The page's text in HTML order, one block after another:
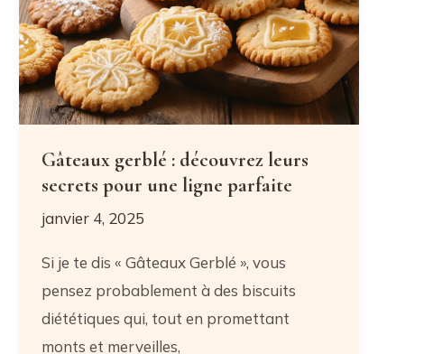
votre
silhouette
Gâteaux gerblé : découvrez leurs
secrets pour une ligne parfaite
janvier 4, 2025
Si je te dis « Gâteaux Gerblé », vous
pensez probablement à des biscuits
diététiques qui, tout en promettant
monts et merveilles,